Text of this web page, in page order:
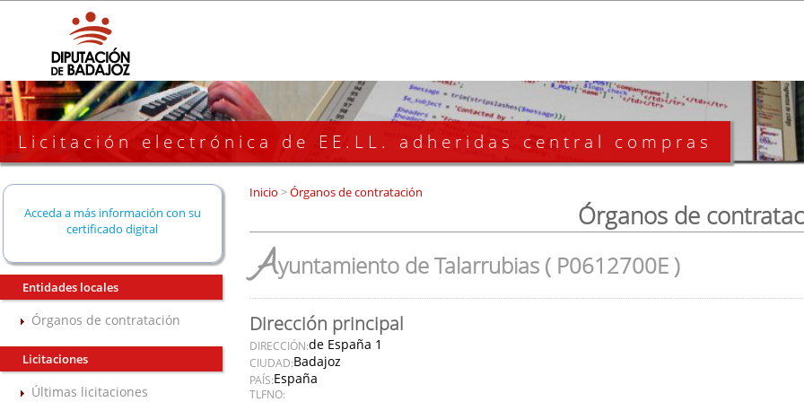
Licitación electrónica de EE.LL. adheridas central compras
Acceda a más información con su
certificado digital
Entidades locales
Órganos de contratación
Licitaciones
Últimas licitaciones
Inicio >Órganos de contratación
Órganos de
Ayuntamiento de Talarrubias ( P0612700E )
Dirección principal
DIRECCIÓN:de España 1
CIUDAD:Badajoz
PAÍS:España
TLFNO: